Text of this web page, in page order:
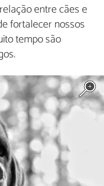
entre cães e
fortalecer nossos
tempo são